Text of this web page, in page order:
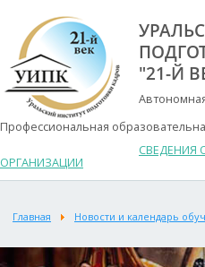
"21-Й
Профессиональная
СВЕДЕНИЯ
ОРГАНИЗАЦИИ
Главная Новости и календарь